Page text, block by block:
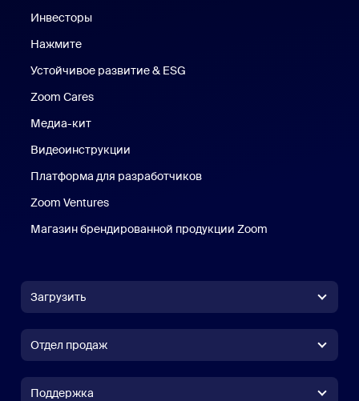
Инвесторы
Нажмите
Устойчивое развитие & ESG
Zoom Cares
Медиа-кит
Видеоинструкции
Платформа для разработчиков
Zoom Ventures
Магазин брендированной продукции Zoom
Загрузить
Приложение Zoom Workplace
Приложение Zoom RoomsПриложение Zoom Rooms
Контроллер Zoom Rooms
Отдел продаж
Поддержка